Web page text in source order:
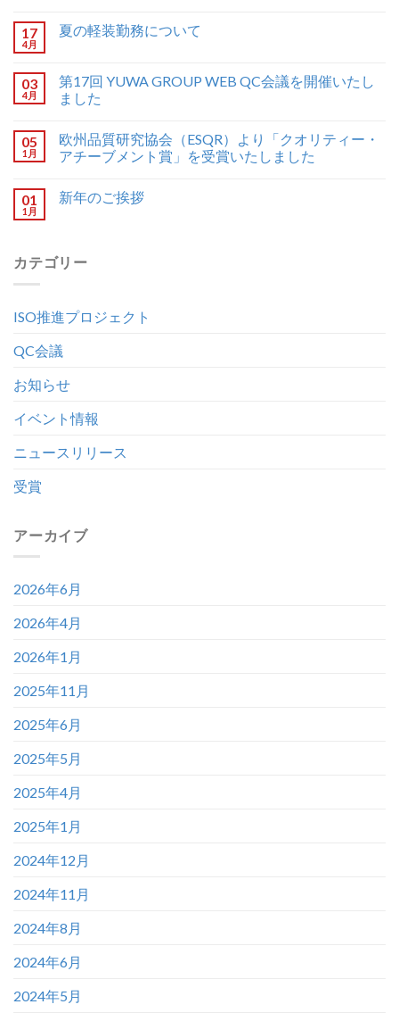
17
4月
夏の軽装勤務について
03
4月
第17回 YUWA GROUP WEB QC会議を開催いたし
ました
05
1月
欧州品質研究協会（ESQR）より「クオリティー・
アチーブメント賞」を受賞いたしました
01
1月
新年のご挨拶
カテゴリー
ISO推進プロジェクト
QC会議
お知らせ
イベント情報
ニュースリリース
受賞
アーカイブ
2026年6月
2026年4月
2026年1月
2025年11月
2025年6月
2025年5月
2025年4月
2025年1月
2024年12月
2024年11月
2024年8月
2024年6月
2024年5月